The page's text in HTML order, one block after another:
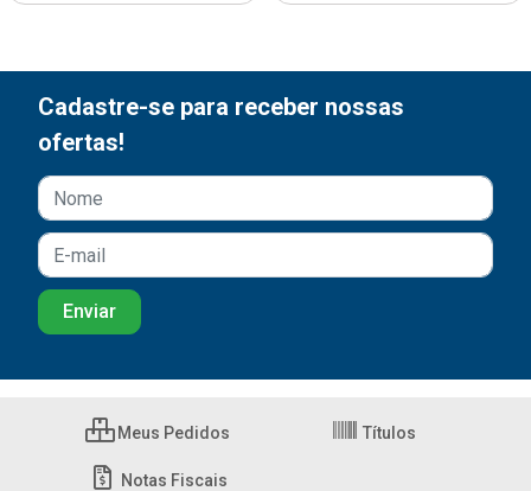
Cadastre-se para receber nossas
ofertas!
Meus Pedidos Títulos
Notas Fiscais